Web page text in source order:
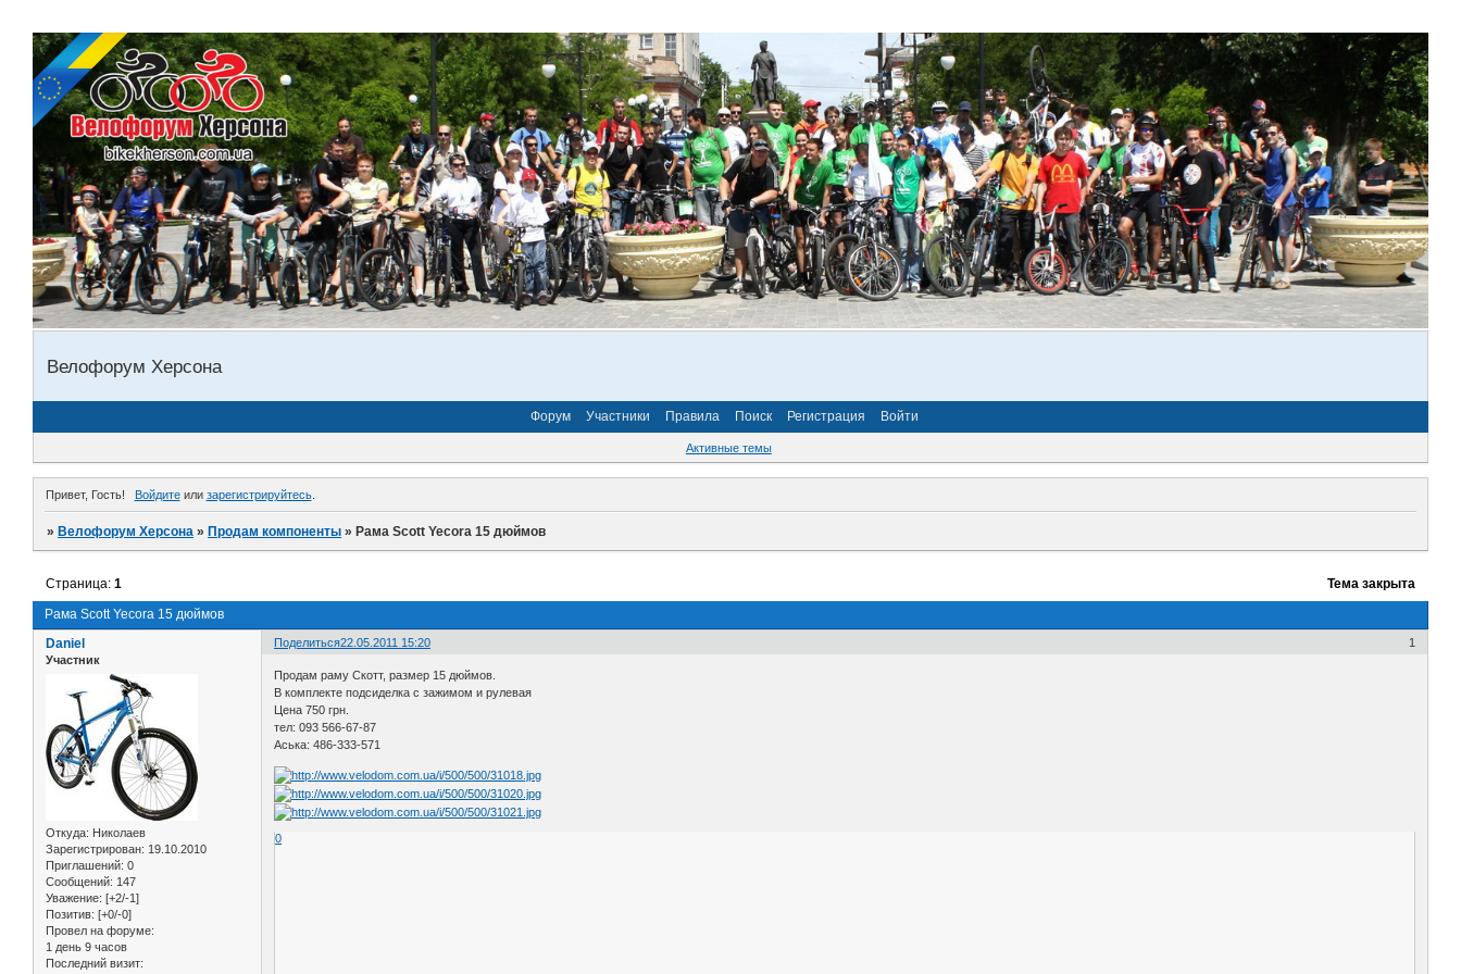
Велофорум Херсона
Форум Участники Правила Поиск Регистрация Войти
Активные темы
Привет, Гость! Войдитеили зарегистрируйтесь.
» Велофорум Херсона » Продам компоненты » Рама Scott Yecora 15 дюймов
Рама Scott Yecora 15 дюймов
Страница:1 Тема закрыта
Поделиться 1
22.05.2011 15:20
Daniel
Участник
Откуда: Николаев
Зарегистрирован: 19.10.2010
Приглашений: 0
Сообщений: 147
Уважение: [+2/-1]
Позитив: [+0/-0]
Провел на форуме:
1 день 9 часов
Последний визит:
Продам раму Скотт, размер 15 дюймов.
В комплекте подсиделка с зажимом и рулевая
Цена 750 грн.
тел: 093 566-67-87
Аська: 486-333-571
0